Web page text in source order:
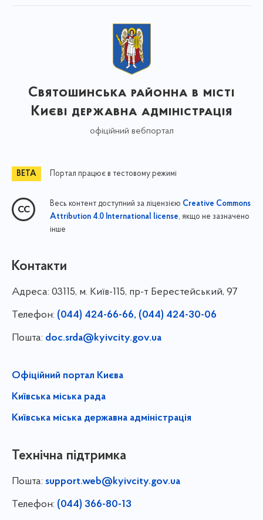
Святошинська районна в місті
Києві державна адміністрація
офіційний вебпортал
Портал працює в тестовому режимі
Весь контент доступний за ліцензією Creative Commons
Attribution 4.0 International license, якщо не зазначено
інше
Контакти
Адреса: 03115, м. Київ-115, пр-т Берестейський, 97
Телефон: (044) 424-66-66, (044) 424-30-06
Пошта: doc.srda@kyivcity.gov.ua
Офіційний портал Києва
Київська міська рада
Київська міська державна адміністрація
Технічна підтримка
Пошта: support.web@kyivcity.gov.ua
Телефон: (044) 366-80-13